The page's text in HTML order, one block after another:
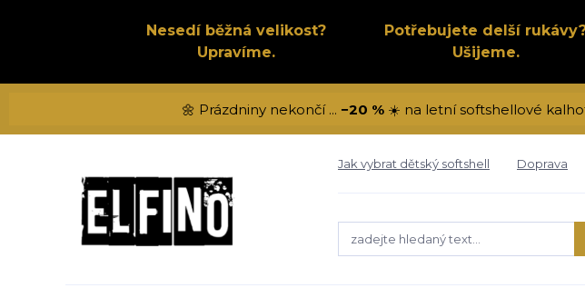
Nesedí běžná velikost?
Upravíme.
Potřebujete delší
Ušijeme.
🌼 Prázdniny nekončí ... −20 %☀️ na letní softshellové
Jak vybrat dětský softshell Doprava